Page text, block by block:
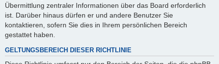
Übermittlung zentraler Informationen über das Board erforderlich
ist. Darüber hinaus dürfen er und andere Benutzer Sie
kontaktieren, sofern Sie dies in Ihrem persönlichen Bereich
gestattet haben.
GELTUNGSBEREICH DIESER RICHTLINIE